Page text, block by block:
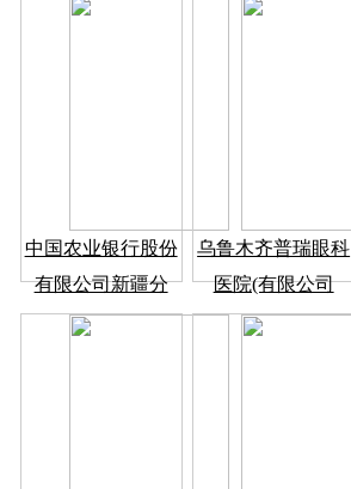
中国农业银行股份
有限公司新疆分
乌鲁木齐普瑞眼科
医院(有限公司